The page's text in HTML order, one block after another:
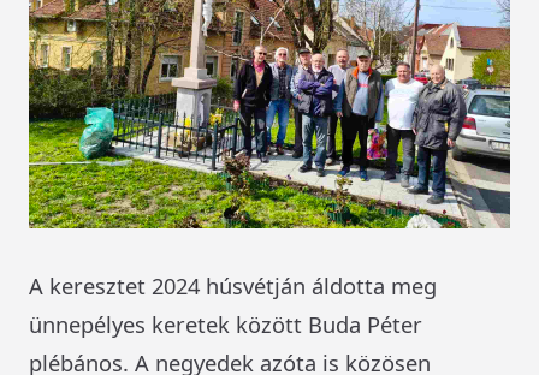
A keresztet 2024 húsvétján áldotta meg
ünnepélyes keretek között Buda Péter
plébános. A negyedek azóta is közösen